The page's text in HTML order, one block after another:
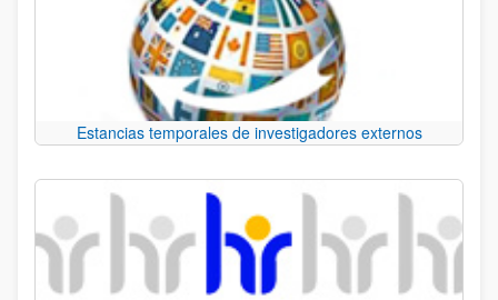
Estancias temporales de investigadores externos